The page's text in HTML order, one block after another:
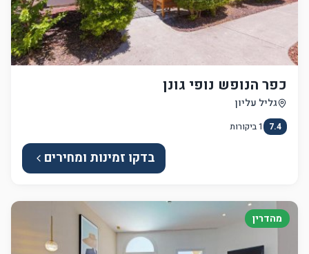
כפר הנופש נופי גונן
גליל עליון
7.4
1ביקורות
בדקו זמינות ומחירים
מהדרין